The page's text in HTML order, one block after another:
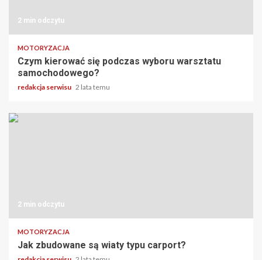
2 min odczytu
MOTORYZACJA
Czym kierować się podczas wyboru warsztatu
samochodowego?
redakcja serwisu 2 lata temu
2 min odczytu
MOTORYZACJA
Jak zbudowane są wiaty typu carport?